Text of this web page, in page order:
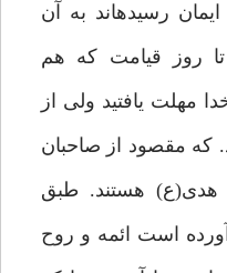
رسيده‏اند به آن
روز قيامت كه هم
مهلت يافتيد ولى از
كه مقصود از صاحبان
هدى(ع) هستند. طبق
است ائمه و روح